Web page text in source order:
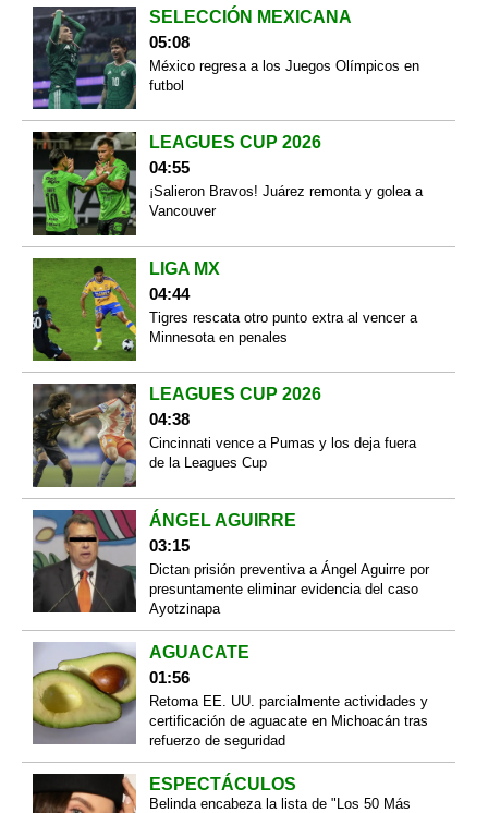
SELECCIÓN MEXICANA
05:08
México regresa a los Juegos Olímpicos en
futbol
LEAGUES CUP 2026
04:55
¡Salieron Bravos! Juárez remonta y golea a
Vancouver
LIGA MX
04:44
Tigres rescata otro punto extra al vencer a
Minnesota en penales
LEAGUES CUP 2026
04:38
Cincinnati vence a Pumas y los deja fuera
de la Leagues Cup
ÁNGEL AGUIRRE
03:15
Dictan prisión preventiva a Ángel Aguirre por
presuntamente eliminar evidencia del caso
Ayotzinapa
AGUACATE
01:56
Retoma EE. UU. parcialmente actividades y
certificación de aguacate en Michoacán tras
refuerzo de seguridad
ESPECTÁCULOS
Belinda encabeza la lista de "Los 50 Más